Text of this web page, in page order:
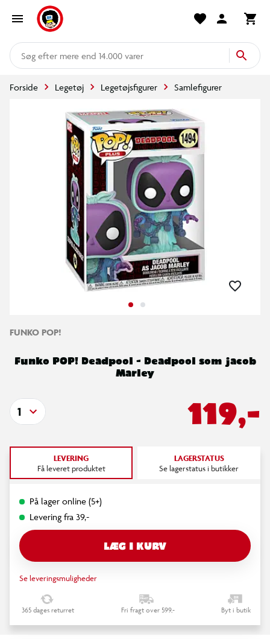
mere end 14.000 varer
Forside Legetøj Legetøjsfigurer Samlefigurer
FUNKO POP!
Funko POP! Deadpool - Deadpool som jacob
Marley
119,-
1
LEVERING
Få leveret produktet
LAGERSTATUS
Se lagerstatus i butikker
På lager online (5+)
Levering fra 39,-
LÆG I KURV
Se leveringsmuligheder
365 dages returret Fri fragt over 599,- Byt i butik